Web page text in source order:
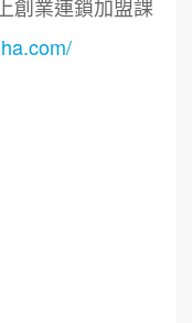
創業連鎖加盟課